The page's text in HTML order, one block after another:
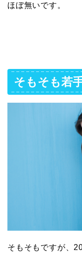
ほぼ無いです。
そもそも若
そもそもですが、